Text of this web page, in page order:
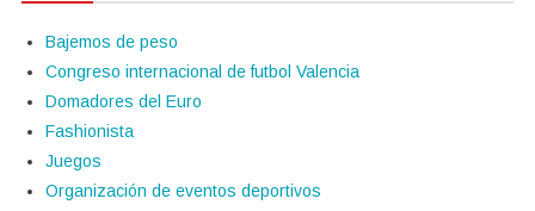
Bajemos de peso
Congreso internacional de futbol Valencia
Domadores del Euro
Fashionista
Juegos
Organización de eventos deportivos